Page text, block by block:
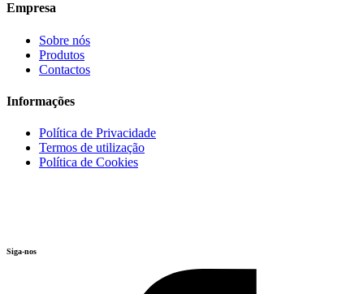
Empresa
Sobre nós
Produtos
Contactos
Informações
Política de Privacidade
Termos de utilização
Política de Cookies
Siga-nos